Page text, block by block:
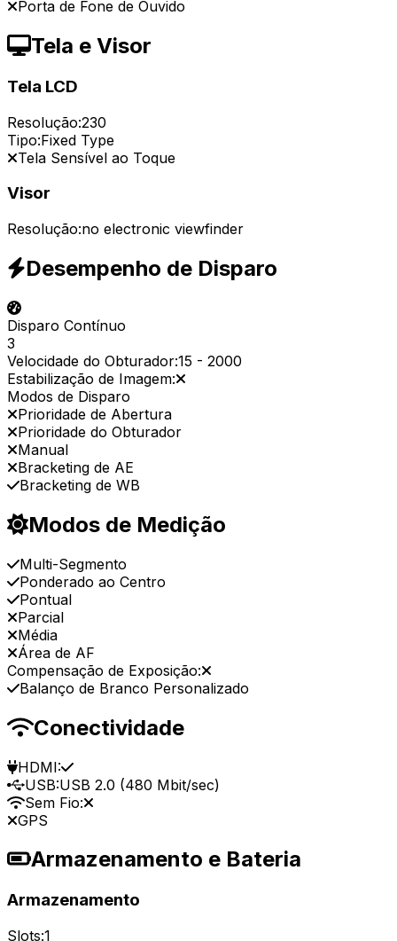
Porta de Fone de Ouvido
Tela e Visor
Tela LCD
Resolução:230
Tipo:Fixed Type
Tela Sensível ao Toque
Visor
Resolução:no electronic viewfinder
Desempenho de Disparo
Disparo Contínuo
3
Velocidade do Obturador:15 - 2000
Estabilização de Imagem:
Modos de Disparo
Prioridade de Abertura
Prioridade do Obturador
Manual
Bracketing de AE
Bracketing de WB
Modos de Medição
Multi-Segmento
Ponderado ao Centro
Pontual
Parcial
Média
Área de AF
Compensação de Exposição:
Balanço de Branco Personalizado
Conectividade
HDMI:
USB:USB 2.0 (480 Mbit/sec)
Sem Fio:
GPS
Armazenamento e Bateria
Armazenamento
Slots:1